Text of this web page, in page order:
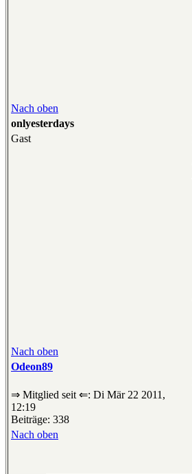
Nach oben
onlyesterdays
Gast
Nach oben
Odeon89
⇒ Mitglied seit ⇐: Di Mär 22 2011,
12:19
Beiträge: 338
Nach oben